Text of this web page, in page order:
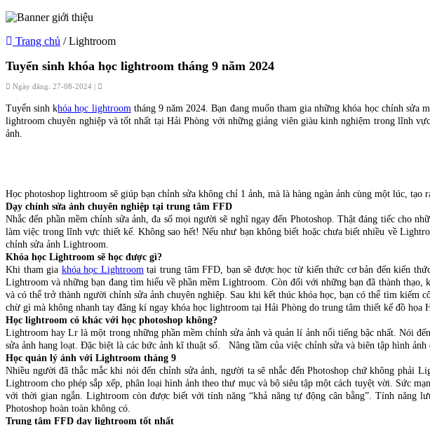
Trang chủ / Lightroom
Tuyển sinh khóa học lightroom tháng 9 năm 2024
Ngày đăng: 27-08-2024 |
Tuyển sinh khóa học lightroomtháng 9 năm 2024. Bạn đang muốn tham gia những khóa học chỉnh sửa
lightroom chuyên nghiệp và tốt nhất tại Hải Phòng với những giảng viên giàu kinh nghiệm trong lĩnh
ảnh.
Học photoshop lightroom sẽ giúp bạn chỉnh sửa không chỉ 1 ảnh, mà là hàng ngàn ảnh cùng một lúc,
Dạy chỉnh sửa ảnh chuyên nghiệp tại trung tâm FFD
Nhắc đến phần mềm chỉnh sửa ảnh, đa số mọi người sẽ nghĩ ngay đến Photoshop. Thật đáng tiếc cho
làm việc trong lĩnh vực thiết kế. Không sao hết! Nếu như bạn không biết hoặc chưa biết nhiều về
chỉnh sửa ảnh Lightroom.
Khóa học Lightroom sẽ học được gì?
Khi tham gia khóa học Lightroomtại trung tâm FFD, bạn sẽ được học từ kiến thức cơ bản đến kiến
Lightroom và những bạn đang tìm hiểu về phần mềm Lightroom. Còn đối với những bạn đã thành
và có thể trở thành người chỉnh sửa ảnh chuyên nghiệp. Sau khi kết thúc khóa học, bạn có thể tìm
chừ gì mà không nhanh tay đăng kí ngay khóa học lightroom tại Hải Phòng do trung tâm thiết kế đồ
Học lightroom có khác với học photoshop không?
Lightroom hay Lr là một trong những phần mềm chỉnh sửa ảnh và quản lí ảnh nổi tiếng bậc nhất. Nói
sửa ảnh hang loạt. Đặc biệt là các bức ảnh kĩ thuật số. Nâng tầm của việc chỉnh sửa và biên tập hình
Học quản lý ảnh với Lightroom tháng 9
Nhiều người đã thắc mắc khi nói đến chỉnh sửa ảnh, người ta sẽ nhắc đến Photoshop chứ không phải
Lightroom cho phép sắp xếp, phân loại hình ảnh theo thư mục và bộ siêu tập một cách tuyệt vời. Sức
với thời gian ngắn. Lightroom còn được biết với tính năng “khả năng tự động cân bằng”. Tính
Photoshop hoàn toàn không có.
Trung tâm FFD dạy lightroom tốt nhất